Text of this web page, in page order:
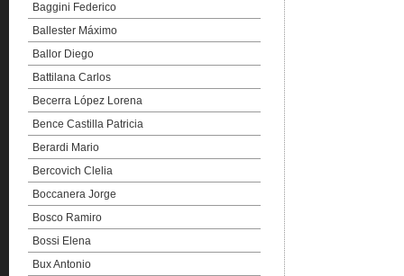
Baggini Federico
Ballester Máximo
Ballor Diego
Battilana Carlos
Becerra López Lorena
Bence Castilla Patricia
Berardi Mario
Bercovich Clelia
Boccanera Jorge
Bosco Ramiro
Bossi Elena
Bux Antonio